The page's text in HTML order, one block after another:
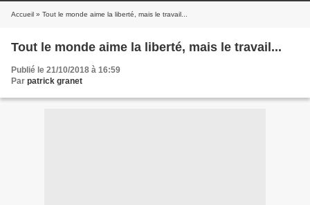
Accueil » Tout le monde aime la liberté, mais le travail...
Tout le monde aime la liberté, mais le travail...
Publié le 21/10/2018 à 16:59
Par patrick granet